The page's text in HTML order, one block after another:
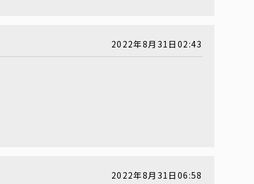
2022年8月31日02:43
2022年8月31日06:58